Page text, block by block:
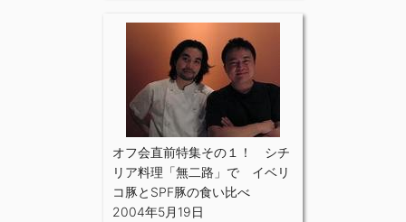
オフ会直前特集その１！ シチ
リア料理「無二路」で イベリ
コ豚とSPF豚の食い比べ
2004年5月19日